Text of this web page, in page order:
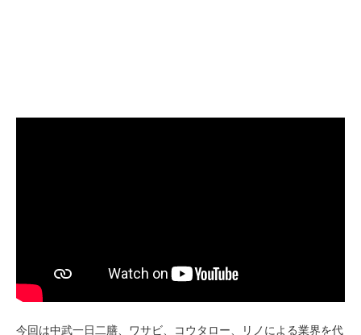
今回は中武一日二膳、ワサビ、コウタロー、リノによる業界を代